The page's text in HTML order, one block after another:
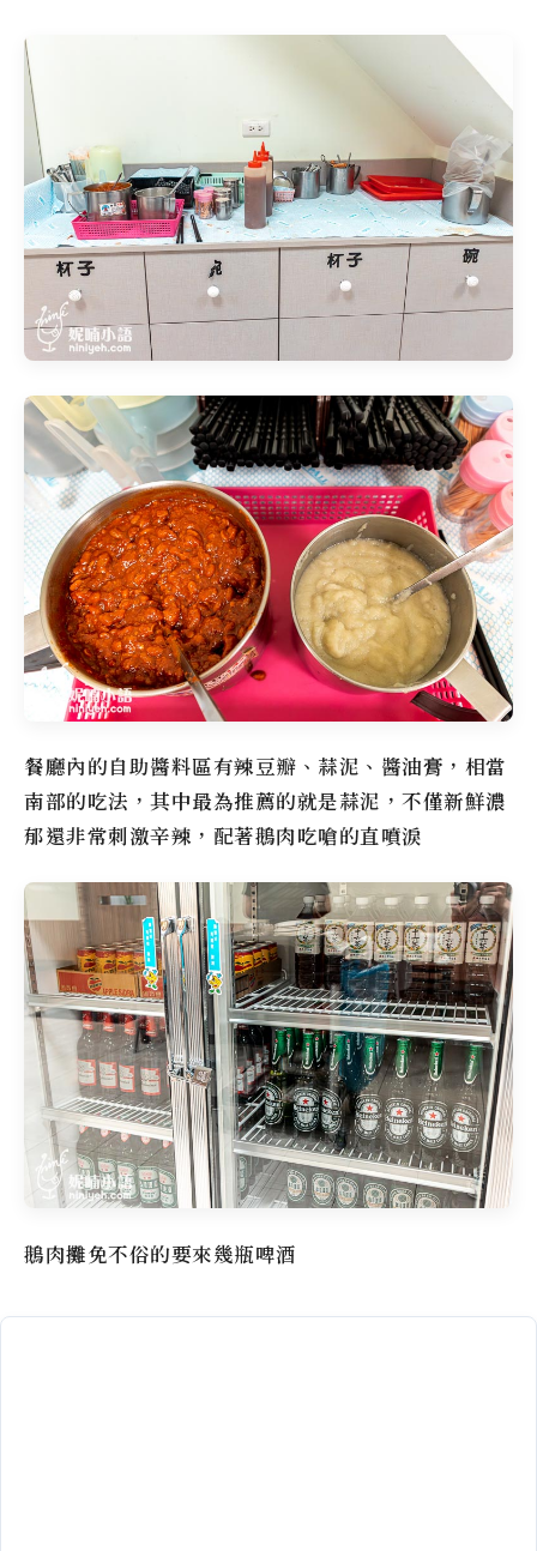
餐廳內的自助醬料區有辣豆瓣、蒜泥、醬油膏，相當
南部的吃法，其中最為推薦的就是蒜泥，不僅新鮮濃
郁還非常刺激辛辣，配著鵝肉吃嗆的直噴淚
鵝肉攤免不俗的要來幾瓶啤酒